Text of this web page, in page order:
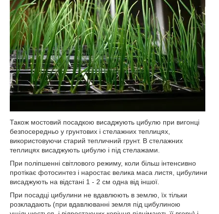
Також мостовий посадкою висаджують цибулю при вигонці
безпосередньо у грунтових і стелажних теплицях,
використовуючи старий тепличний грунт. В стелажних
теплицях висаджують цибулю і під стелажами.
При поліпшенні світлового режиму, коли більш інтенсивно
протікає фотосинтез і наростає велика маса листя, цибулини
висаджують на відстані 1 - 2 см одна від іншої.
При посадці цибулини не вдавлюють в землю, їх тільки
розкладають (при вдавлюванні земля під цибулиною